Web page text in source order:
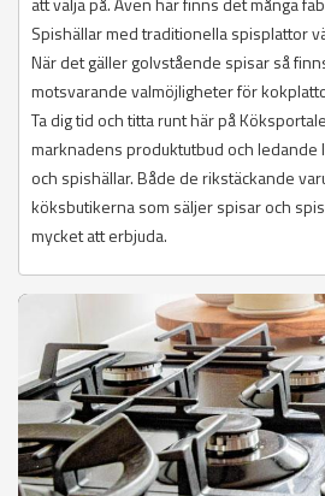
Spishällar med traditionella spisplattor
När det gäller golvstående spisar så
motsvarande valmöjligheter för
Ta dig tid och titta runt här på
marknadens produktutbud och
och spishällar. Både de rikstäckande
köksbutikerna som säljer spisar och
mycket att erbjuda.